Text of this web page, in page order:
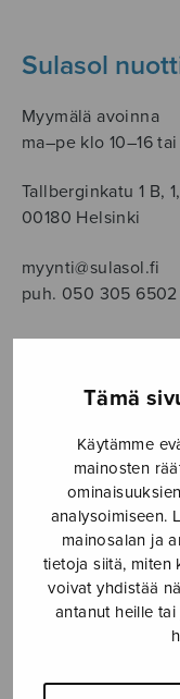
Tämä
Käytämme
mainosten
analysoimiseen.
mainosalan ja
tietoja siitä, miten
voivat yhdistää
antanut heille
Sulasol
Myymälä avoinna
ma–pe klo 10–16
Tallberginkatu 1 B,
00180 Helsinki
myynti@sulasol.fi
puh. 050 305 6502
NÄYTÄ KARTALLA
Etusivu ›
Sonatina supra B-